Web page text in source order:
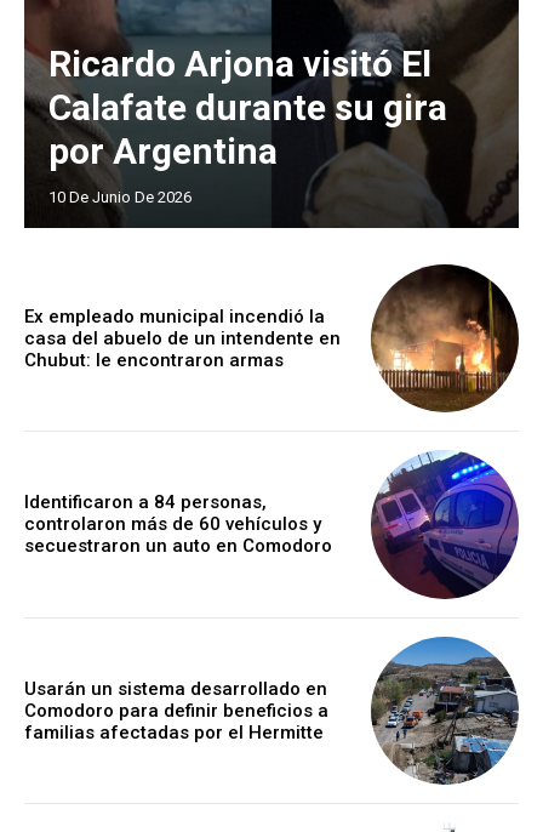
Ricardo Arjona visitó El
Calafate durante su gira
por Argentina
10 De Junio De 2026
Ex empleado municipal incendió la
casa del abuelo de un intendente en
Chubut: le encontraron armas
Identificaron a 84 personas,
controlaron más de 60 vehículos y
secuestraron un auto en Comodoro
Usarán un sistema desarrollado en
Comodoro para definir beneficios a
familias afectadas por el Hermitte